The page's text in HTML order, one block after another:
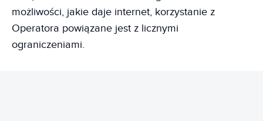
możliwości, jakie daje internet, korzystanie z
Operatora powiązane jest z licznymi
ograniczeniami.